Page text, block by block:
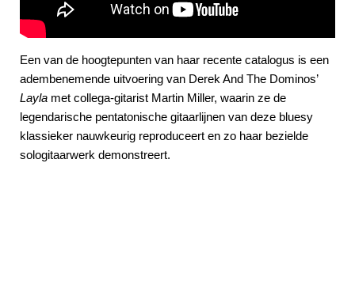
Een van de hoogtepunten van haar recente catalogus is een
adembenemende uitvoering van Derek And The Dominos’
Layla met collega-gitarist Martin Miller, waarin ze de
legendarische pentatonische gitaarlijnen van deze bluesy
klassieker nauwkeurig reproduceert en zo haar bezielde
sologitaarwerk demonstreert.